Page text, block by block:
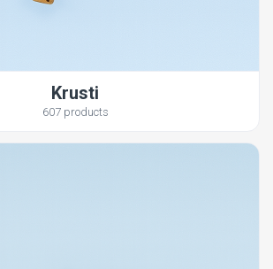
Krusti
607 products